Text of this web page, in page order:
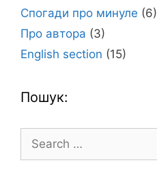
Спогади про минуле (6)
Про автора (3)
English section (15)
Пошук:
Search
for: